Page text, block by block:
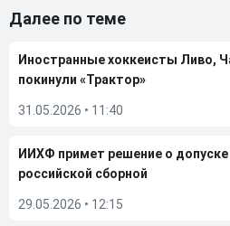
Далее по теме
Иностранные хоккеисты Ливо,
покинули «Трактор»
31.05.2026 • 11:40
ИИХФ примет решение о
российской сборной
29.05.2026 • 12:15